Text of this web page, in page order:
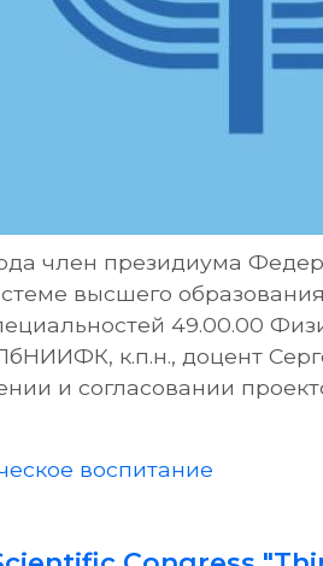
член президиума
высшего
49.00.00
к.п.н., доцент
и согласовании
воспитание
и